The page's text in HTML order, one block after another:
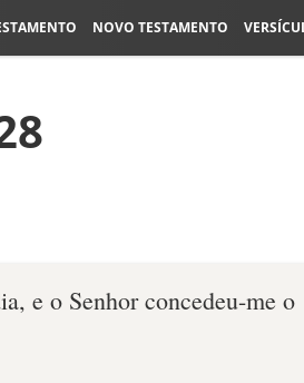
NOVO TESTAMENTO
e o Senhor concedeu-me o